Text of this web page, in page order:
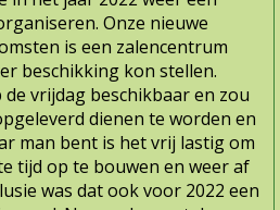
Onze nieuwe
is een zalencentrum
beschikking kon stellen.
de vrijdag beschikbaar en zou
dienen te worden en
man bent is het vrij lastig om
tijd op te bouwen en weer af
was dat ook voor 2022 een